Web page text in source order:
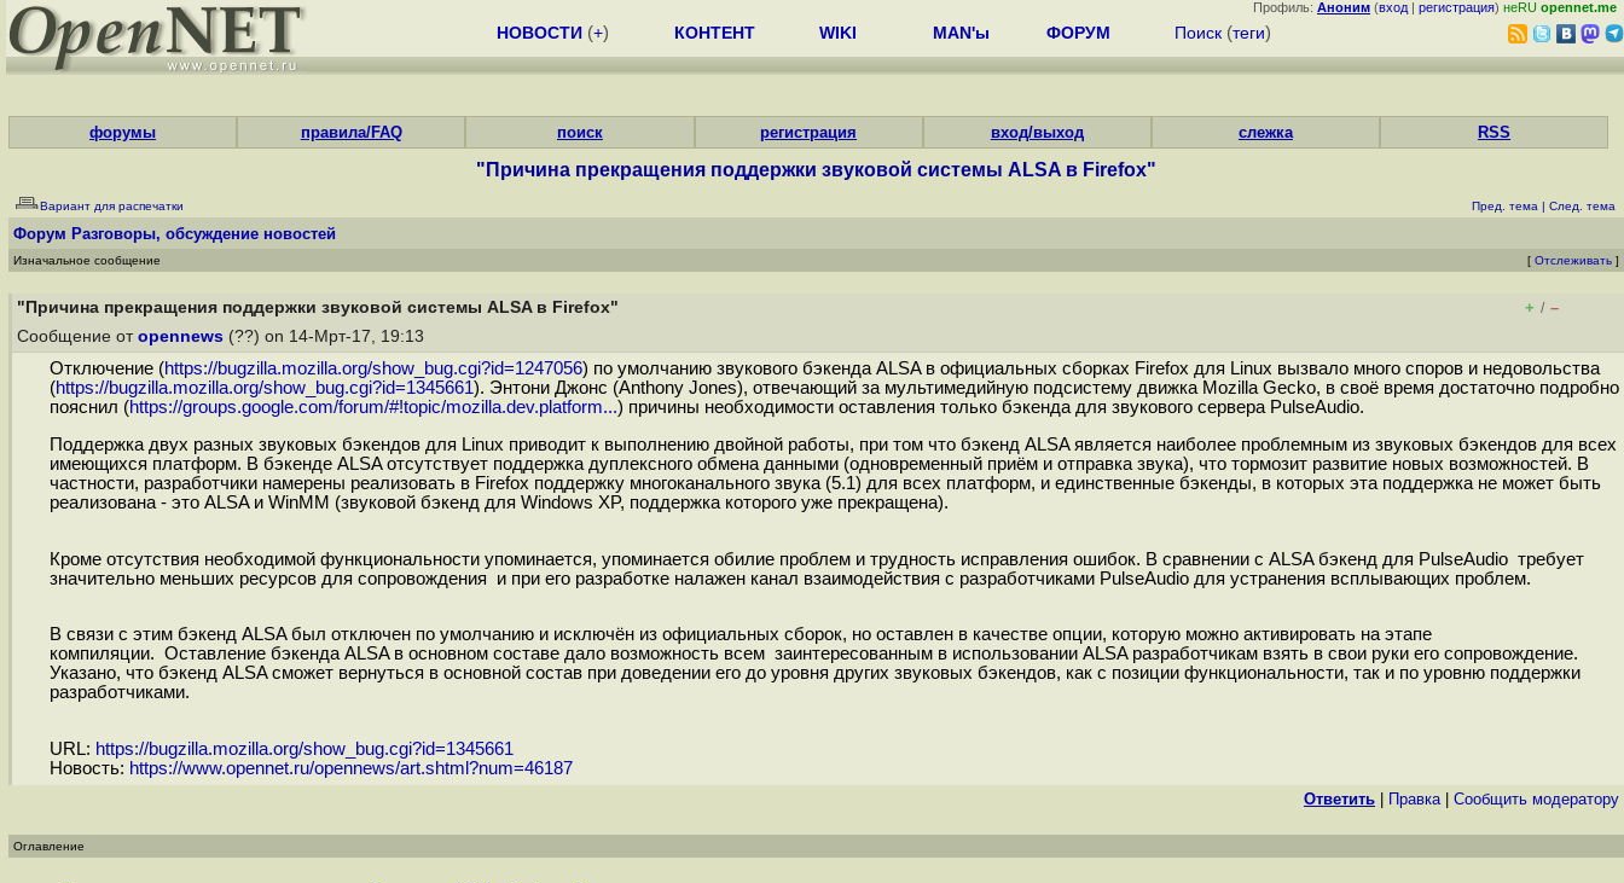
Профиль: Аноним (вход | регистрация) неRU opennet.me
НОВОСТИ (+) КОНТЕНТ WIKI MAN'ы ФОРУМ Поиск (теги)
форумы правила/FAQ поиск регистрация вход/выход слежка RSS
"Причина прекращения поддержки звуковой системы ALSA в Firefox"
Вариант для распечатки Пред. тема | След. тема
Форум Разговоры, обсуждение новостей
Изначальное сообщение [ Отслеживать ]
"Причина прекращения поддержки звуковой системы ALSA в Firefox" + / –
Сообщение от opennews (??) on 14-Мрт-17, 19:13
Отключение (https://bugzilla.mozilla.org/show_bug.cgi?id=1247056) по умолчанию звукового бэкенда ALSA в официальных сборках Firefox для Linux вызвало много споров и недовольства
(https://bugzilla.mozilla.org/show_bug.cgi?id=1345661). Энтони Джонс (Anthony Jones), отвечающий за мультимедийную подсистему движка Mozilla Gecko, в своё время достаточно подробно
пояснил (https://groups.google.com/forum/#!topic/mozilla.dev.platform...) причины необходимости оставления только бэкенда для звукового сервера PulseAudio.
Поддержка двух разных звуковых бэкендов для Linux приводит к выполнению двойной работы, при том что бэкенд ALSA является наиболее проблемным из звуковых бэкендов для всех
имеющихся платформ. В бэкенде ALSA отсутствует поддержка дуплексного обмена данными (одновременный приём и отправка звука), что тормозит развитие новых возможностей. В
частности, разработчики намерены реализовать в Firefox поддержку многоканального звука (5.1) для всех платформ, и единственные бэкенды, в которых эта поддержка не может быть
реализована - это ALSA и WinMM (звуковой бэкенд для Windows XP, поддержка которого уже прекращена).
Кроме отсутствия необходимой функциональности упоминается, упоминается обилие проблем и трудность исправления ошибок. В сравнении с ALSA бэкенд для PulseAudio требует
значительно меньших ресурсов для сопровождения и при его разработке налажен канал взаимодействия с разработчиками PulseAudio для устранения всплывающих проблем.
В связи с этим бэкенд ALSA был отключен по умолчанию и исключён из официальных сборок, но оставлен в качестве опции, которую можно активировать на этапе
компиляции. Оставление бэкенда ALSA в основном составе дало возможность всем заинтересованным в использовании ALSA разработчикам взять в свои руки его сопровождение.
Указано, что бэкенд ALSA сможет вернуться в основной состав при доведении его до уровня других звуковых бэкендов, как с позиции функциональности, так и по уровню поддержки
разработчиками.
URL: https://bugzilla.mozilla.org/show_bug.cgi?id=1345661
Новость: https://www.opennet.ru/opennews/art.shtml?num=46187
Ответить Правка| Cообщить модератору
Оглавление